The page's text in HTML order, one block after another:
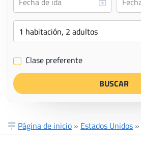
✔ Clase preferente
Página de inicio » Estados Unidos »